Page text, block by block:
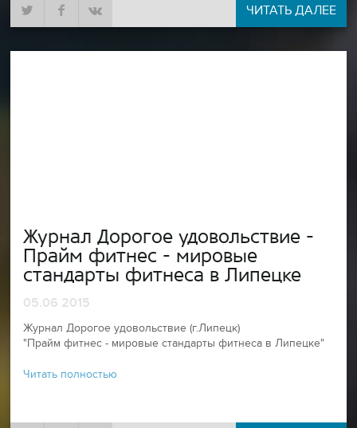
ЧИТАТЬ ДАЛЕЕ
Журнал Дорогое удовольствие -
Прайм фитнес - мировые
стандарты фитнеса в Липецке
05.06 2015
Журнал Дорогое удовольствие (г.Липецк)
"Прайм фитнес - мировые стандарты фитнеса в Липецке"
Читать полностью